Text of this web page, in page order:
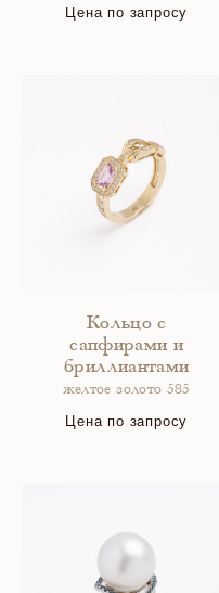
Цена по запросу
Кольцо с
сапфирами и
бриллиантами
желтое золото 585
Цена по запросу